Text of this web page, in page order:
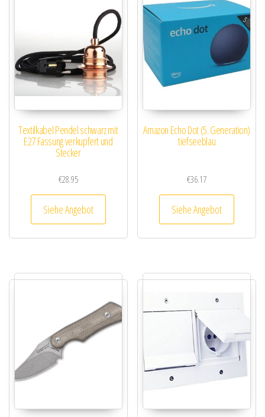
Textilkabel Pendel schwarz mit
E27 Fassung verkupfert und
Stecker
€28.95
Siehe Angebot
Amazon Echo Dot (5. Generation)
tiefseeblau
€36.17
Siehe Angebot